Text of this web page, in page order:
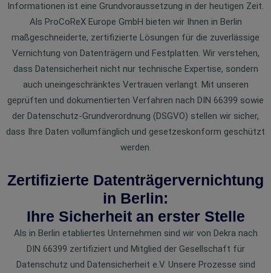
Informationen ist eine Grundvoraussetzung in der heutigen Zeit.
Als ProCoReX Europe GmbH bieten wir Ihnen in Berlin
maßgeschneiderte, zertifizierte Lösungen für die zuverlässige
Vernichtung von Datenträgern und Festplatten. Wir verstehen,
dass Datensicherheit nicht nur technische Expertise, sondern
auch uneingeschränktes Vertrauen verlangt. Mit unseren
geprüften und dokumentierten Verfahren nach DIN 66399 sowie
der Datenschutz-Grundverordnung (DSGVO) stellen wir sicher,
dass Ihre Daten vollumfänglich und gesetzeskonform geschützt
werden.
Zertifizierte Datenträgervernichtung
in Berlin:
Ihre Sicherheit an erster Stelle
Als in Berlin etabliertes Unternehmen sind wir von Dekra nach
DIN 66399 zertifiziert und Mitglied der Gesellschaft für
Datenschutz und Datensicherheit e.V. Unsere Prozesse sind